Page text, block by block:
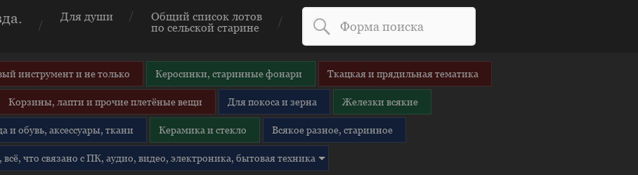
Для души
Общий список лотов
по сельской старине
инструмент и не только Керосинки, старинные фонари Ткацкая и прядильная тематика
Корзины, лапти и прочие плетёные вещи Для покоса и зерна Железки всякие
и обувь, аксессуары, ткани Керамика и стекло Всякое разное, старинное
всё, что связано с ПК, аудио, видео, электроника, бытовая техника